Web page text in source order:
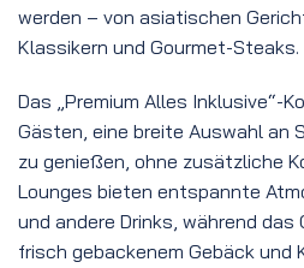
werden – von asiatischen
Klassikern und Gourmet-Steaks.
Das „Premium Alles Inklusive“-
Gästen, eine breite Auswahl an
zu genießen, ohne zusätzliche
Lounges bieten entspannte
und andere Drinks, während das
frisch gebackenem Gebäck und